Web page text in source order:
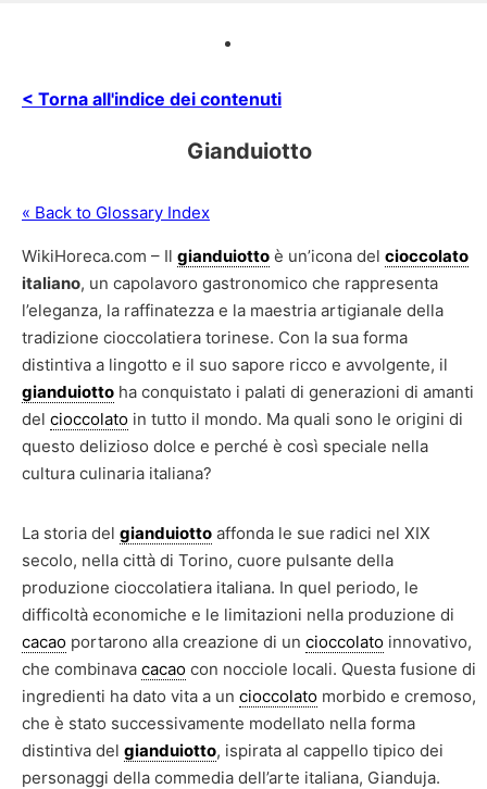
< Torna all'indice dei contenuti
Gianduiotto
« Back to Glossary Index
WikiHoreca.com – Il gianduiotto è un’icona del cioccolato
italiano, un capolavoro gastronomico che rappresenta
l’eleganza, la raffinatezza e la maestria artigianale della
tradizione cioccolatiera torinese. Con la sua forma
distintiva a lingotto e il suo sapore ricco e avvolgente, il
gianduiotto ha conquistato i palati di generazioni di amanti
del cioccolato in tutto il mondo. Ma quali sono le origini di
questo delizioso dolce e perché è così speciale nella
cultura culinaria italiana?
La storia del gianduiotto affonda le sue radici nel XIX
secolo, nella città di Torino, cuore pulsante della
produzione cioccolatiera italiana. In quel periodo, le
difficoltà economiche e le limitazioni nella produzione di
cacao portarono alla creazione di un cioccolato innovativo,
che combinava cacao con nocciole locali. Questa fusione di
ingredienti ha dato vita a un cioccolato morbido e cremoso,
che è stato successivamente modellato nella forma
distintiva del gianduiotto, ispirata al cappello tipico dei
personaggi della commedia dell’arte italiana, Gianduja.